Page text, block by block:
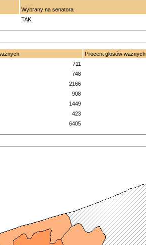
Wybrany na senatora
TAK
Procent głosów ważnych
711
748
2166
908
1449
423
6405